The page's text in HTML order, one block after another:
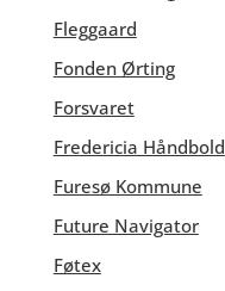
Fleggaard
Fonden Ørting
Forsvaret
Fredericia Håndbold
Furesø Kommune
Future Navigator
Føtex